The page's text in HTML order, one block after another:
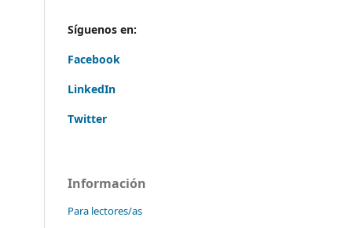
Síguenos en:
Facebook
LinkedIn
Twitter
Información
Para lectores/as